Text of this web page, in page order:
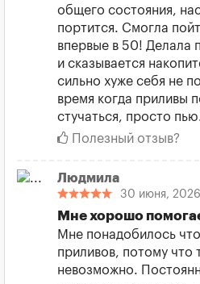
общего состояния,
портится. Смогла
впервые в 50! Делала
и сказывается
сильно хуже себя не
время когда приливы
стучаться, просто
Полезный отзыв?
Людмила
30 июня,
Мне хорошо
Мне понадобилось
приливов, потому что
невозможно.